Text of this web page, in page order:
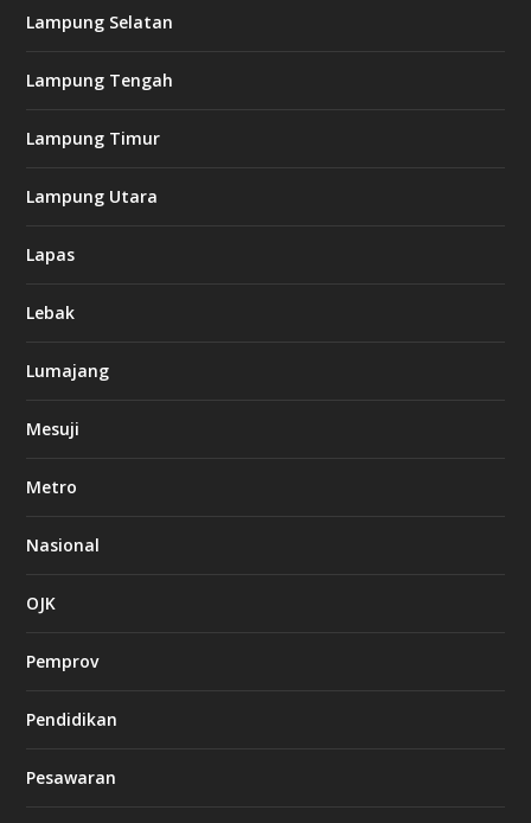
Lampung Selatan
Lampung Tengah
Lampung Timur
Lampung Utara
Lapas
Lebak
Lumajang
Mesuji
Metro
Nasional
OJK
Pemprov
Pendidikan
Pesawaran